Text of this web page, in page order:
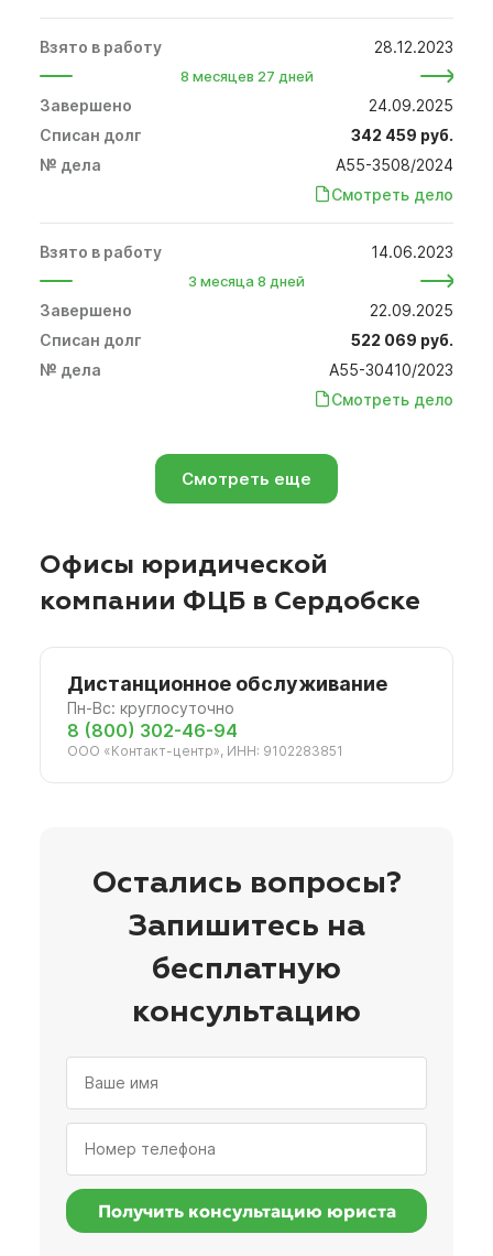
28.12.2023
8 месяцев 27 дней
24.09.2025
342 459 руб.
А55-3508/2024
Смотреть дело
14.06.2023
3 месяца 8 дней
22.09.2025
522 069 руб.
А55-30410/2023
Смотреть дело
Смотреть еще
Офисы юридической
компании ФЦБ в Сердобске
Дистанционное обслуживание
Пн-Вс: круглосуточно
8 (800) 302-46-94
ООО «Контакт-центр», ИНН: 9102283851
Остались вопросы?
Запишитесь на
бесплатную
консультацию
Получить консультацию юриста